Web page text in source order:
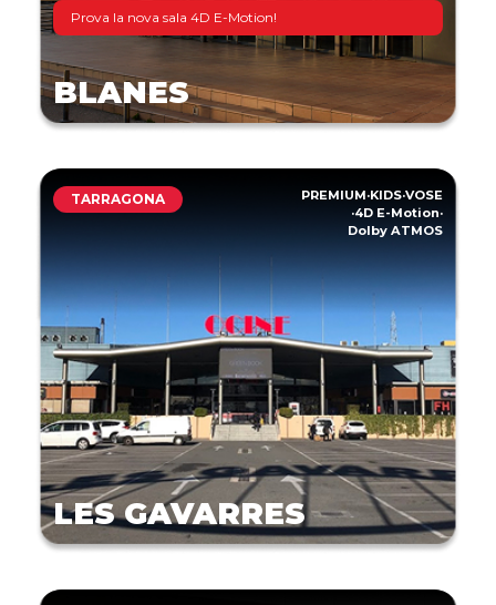
Prova la nova sala 4D E-Motion!
BLANES
TARRAGONA PREMIUM·KIDS·VOSE
·4D E-Motion·
Dolby ATMOS
LES GAVARRES